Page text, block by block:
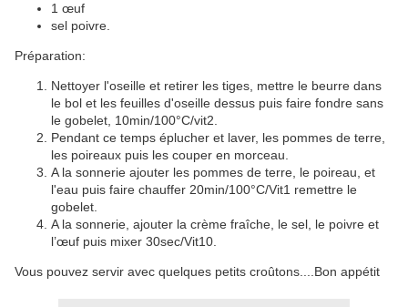
1 œuf
sel poivre.
Préparation:
Nettoyer l'oseille et retirer les tiges, mettre le beurre dans
le bol et les feuilles d'oseille dessus puis faire fondre sans
le gobelet, 10min/100°C/vit2.
Pendant ce temps éplucher et laver, les pommes de terre,
les poireaux puis les couper en morceau.
A la sonnerie ajouter les pommes de terre, le poireau, et
l'eau puis faire chauffer 20min/100°C/Vit1 remettre le
gobelet.
A la sonnerie, ajouter la crème fraîche, le sel, le poivre et
l’œuf puis mixer 30sec/Vit10.
Vous pouvez servir avec quelques petits croûtons....Bon appétit